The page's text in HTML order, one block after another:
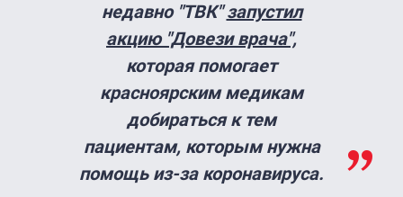
недавно "ТВК"запустил
акцию "Довези врача",
которая помогает
красноярским медикам
добираться к тем
пациентам, которым нужна
помощь из-за коронавируса.